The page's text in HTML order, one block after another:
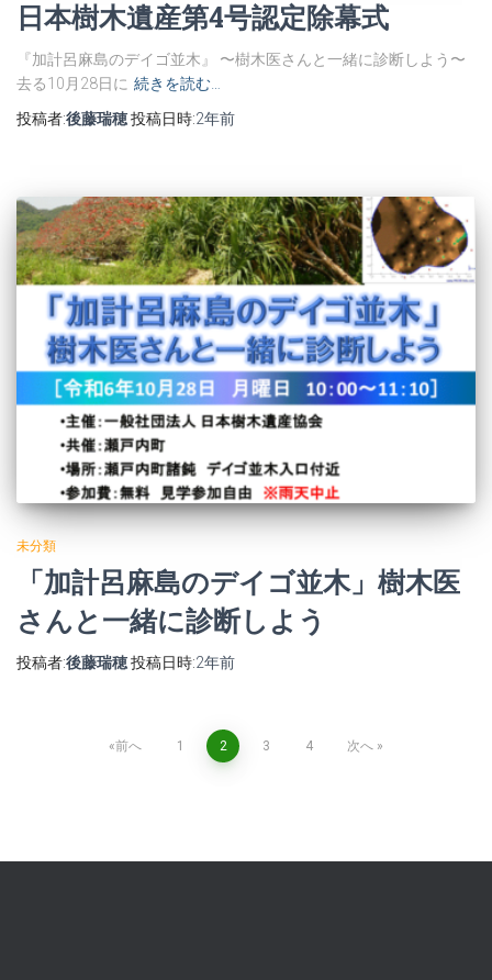
日本樹木遺産第4号認定除幕式
『加計呂麻島のデイゴ並木』 〜樹木医さんと一緒に診断しよう〜
去る10月28日に 続きを読む…
投稿者:後藤瑞穂投稿日時:2年前
未分類
「加計呂麻島のデイゴ並木」樹木医
さんと一緒に診断しよう
投稿者:後藤瑞穂投稿日時:2年前
前へ 1 2 3 4 次へ